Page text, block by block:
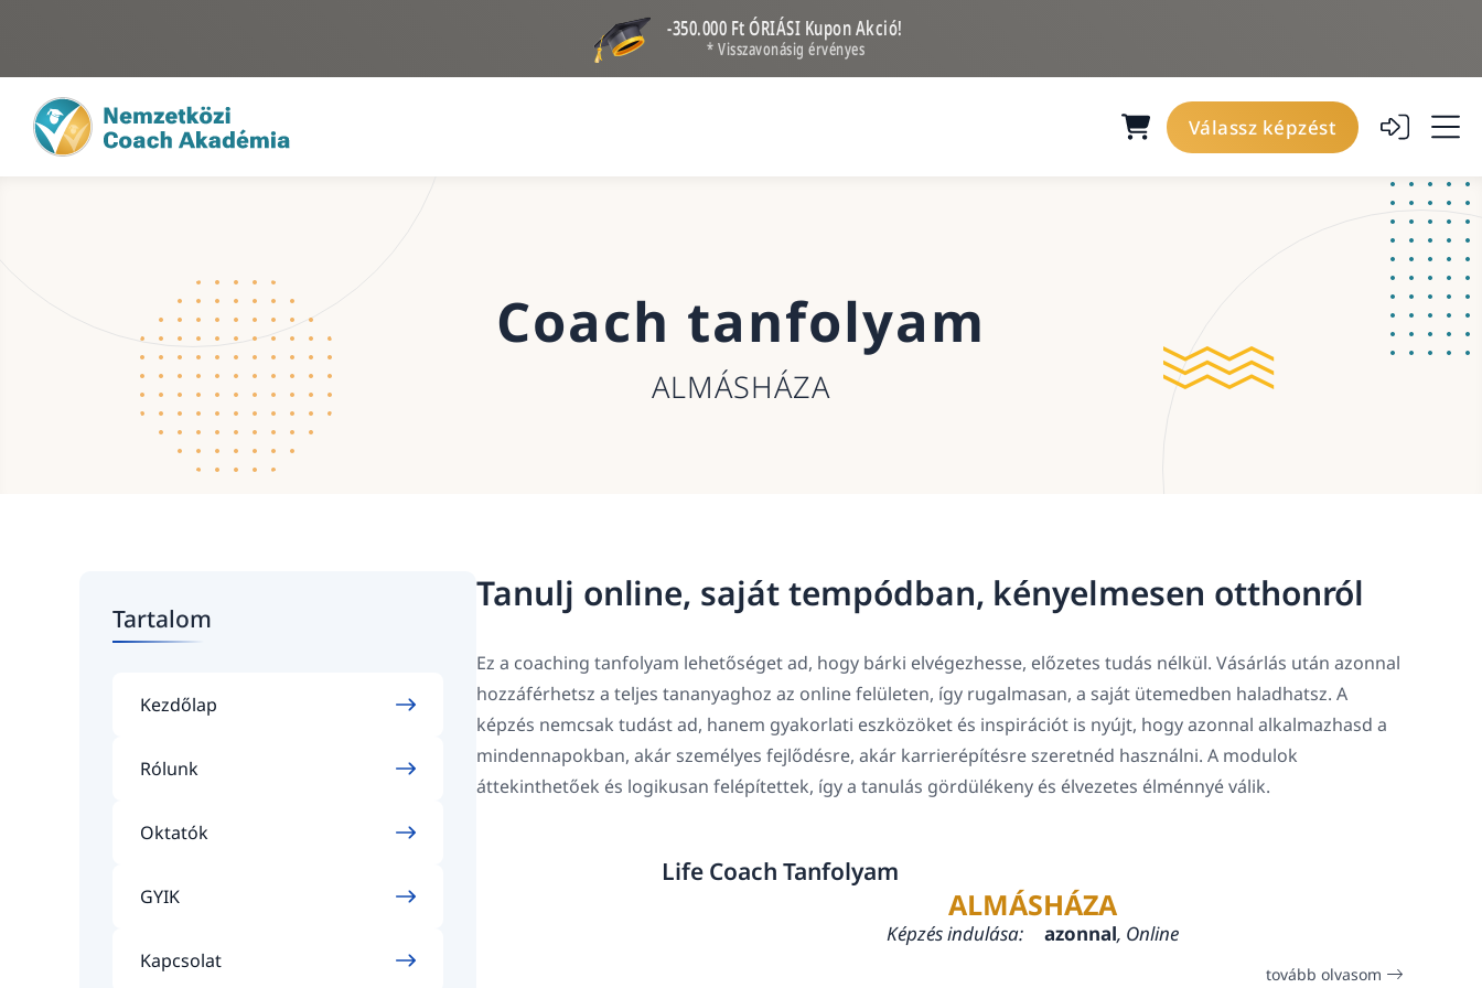
-350.000 Ft ÓRIÁSI Kupon Akció!
* Visszavonásig érvényes
Válassz képzést
Coach tanfolyam
ALMÁSHÁZA
Tartalom
Kezdőlap
Rólunk
Oktatók
GYIK
Kapcsolat
Tanulj online, saját tempódban, kényelmesen otthonról
Ez a coaching tanfolyam lehetőséget ad, hogy bárki elvégezhesse, előzetes tudás nélkül. Vásárlás után azonnal
hozzáférhetsz a teljes tananyaghoz az online felületen, így rugalmasan, a saját ütemedben haladhatsz. A
képzés nemcsak tudást ad, hanem gyakorlati eszközöket és inspirációt is nyújt, hogy azonnal alkalmazhasd a
mindennapokban, akár személyes fejlődésre, akár karrierépítésre szeretnéd használni. A modulok
áttekinthetőek és logikusan felépítettek, így a tanulás gördülékeny és élvezetes élménnyé válik.
Life Coach Tanfolyam
ALMÁSHÁZA
Képzés indulása: azonnal, Online
tovább olvasom